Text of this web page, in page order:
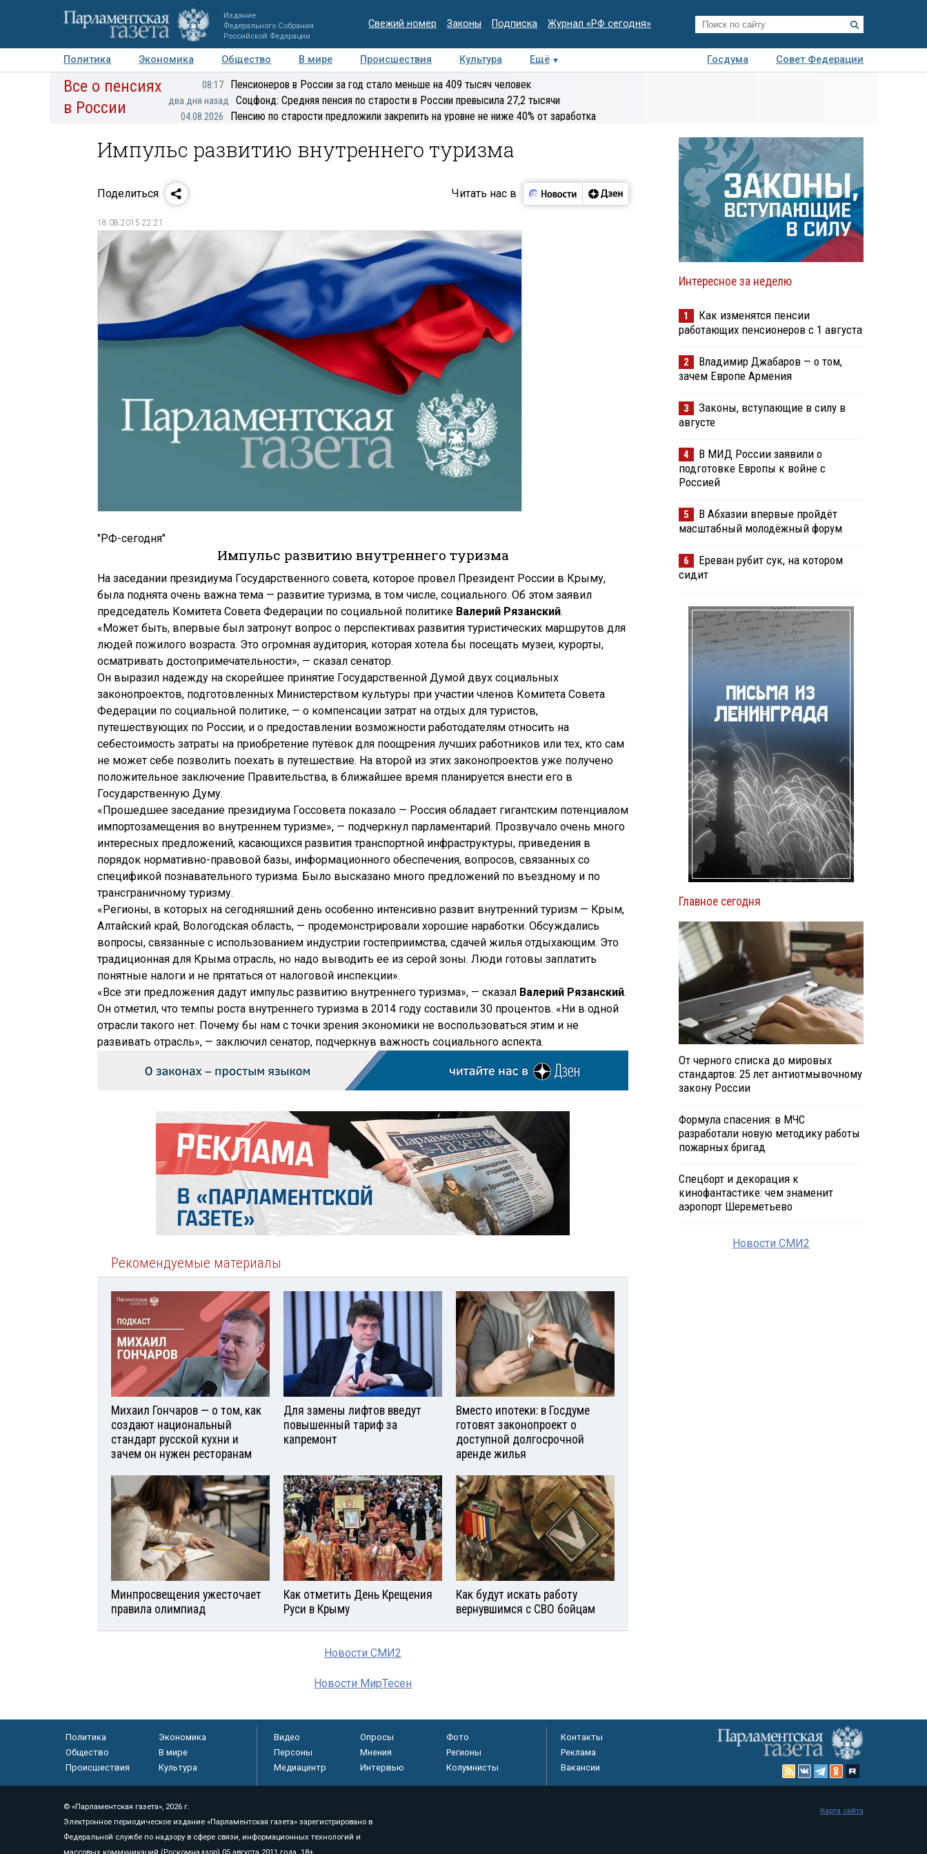
Издание
Федерального Собрания
Российской Федерации
Свежий номер Законы Подписка Журнал «РФ сегодня»
Политика Экономика Общество В мире Происшествия Культура Ещё Госдума
Совет Федерации
Авторы Персоны Мнения Регионы Медиацентр Интервью Колумнисты
Все о пенсиях
в России
08:17 Пенсионеров в России за год стало меньше на 409 тысяч человек
два дня назад Соцфонд: Средняя пенсия по старости в России превысила 27,2 тысячи
04.08.2026 Пенсию по старости предложили закрепить на уровне не ниже 40% от заработка
Импульс развитию внутреннего туризма
Поделиться Читать нас в
18.08.2015 22:21
"РФ-сегодня"
Импульс развитию внутреннего туризма
На заседании президиума Государственного совета, которое провел Президент России в Крыму,
была поднята очень важна тема — развитие туризма, в том числе, социального. Об этом заявил
председатель Комитета Совета Федерации по социальной политике Валерий Рязанский.
«Может быть, впервые был затронут вопрос о перспективах развития туристических маршрутов для
людей пожилого возраста. Это огромная аудитория, которая хотела бы посещать музеи, курорты,
осматривать достопримечательности», — сказал сенатор.
Он выразил надежду на скорейшее принятие Государственной Думой двух социальных
законопроектов, подготовленных Министерством культуры при участии членов Комитета Совета
Федерации по социальной политике, — о компенсации затрат на отдых для туристов,
путешествующих по России, и о предоставлении возможности работодателям относить на
себестоимость затраты на приобретение путёвок для поощрения лучших работников или тех, кто сам
не может себе позволить поехать в путешествие. На второй из этих законопроектов уже получено
положительное заключение Правительства, в ближайшее время планируется внести его в
Государственную Думу.
«Прошедшее заседание президиума Госсовета показало — Россия обладает гигантским потенциалом
импортозамещения во внутреннем туризме», — подчеркнул парламентарий. Прозвучало очень много
интересных предложений, касающихся развития транспортной инфраструктуры, приведения в
порядок нормативно-правовой базы, информационного обеспечения, вопросов, связанных со
спецификой познавательного туризма. Было высказано много предложений по въездному и по
трансграничному туризму.
«Регионы, в которых на сегодняшний день особенно интенсивно развит внутренний туризм — Крым,
Алтайский край, Вологодская область, — продемонстрировали хорошие наработки. Обсуждались
вопросы, связанные с использованием индустрии гостеприимства, сдачей жилья отдыхающим. Это
традиционная для Крыма отрасль, но надо выводить ее из серой зоны. Люди готовы заплатить
понятные налоги и не прятаться от налоговой инспекции».
«Все эти предложения дадут импульс развитию внутреннего туризма», — сказал Валерий Рязанский.
Он отметил, что темпы роста внутреннего туризма в 2014 году составили 30 процентов. «Ни в одной
отрасли такого нет. Почему бы нам с точки зрения экономики не воспользоваться этим и не
развивать отрасль», — заключил сенатор, подчеркнув важность социального аспекта.
Рекомендуемые материалы
Михаил Гончаров — о том, как
создают национальный
стандарт русской кухни и
зачем он нужен ресторанам
Для замены лифтов введут
повышенный тариф за
капремонт
Вместо ипотеки: в Госдуме
готовят законопроект о
доступной долгосрочной
аренде жилья
Минпросвещения ужесточает
правила олимпиад
Как отметить День Крещения
Руси в Крыму
Как будут искать работу
вернувшимся с СВО бойцам
Новости СМИ2
Новости МирТесен
Интересное за неделю
1
Как изменятся пенсии
работающих пенсионеров с 1 августа
2
Владимир Джабаров — о том,
зачем Европе Армения
3
Законы, вступающие в силу в
августе
4
В МИД России заявили о
подготовке Европы к войне с
Россией
5
В Абхазии впервые пройдёт
масштабный молодёжный форум
6
Ереван рубит сук, на котором
сидит
Главное сегодня
От черного списка до мировых
стандартов: 25 лет антиотмывочному
закону России
Формула спасения: в МЧС
разработали новую методику работы
пожарных бригад
Спецборт и декорация к
кинофантастике: чем знаменит
аэропорт Шереметьево
Новости СМИ2
Политика
Экономика
Общество
В мире
Происшествия
Культура
Видео Опросы
Фото
Персоны
Мнения
Регионы
Медиацентр
Интервью Колумнисты
Контакты
Реклама
Вакансии
© «Парламентская газета», 2026 г.
Электронное периодическое издание «Парламентская газета» зарегистрировано в
Федеральной службе по надзору в сфере связи, информационных технологий и
массовых коммуникаций (Роскомнадзор) 05 августа 2011 года. 18+
Карта сайта